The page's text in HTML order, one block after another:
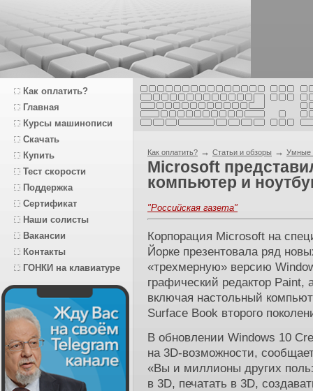
Как оплатить?
Главная
Курсы машинописи
Скачать
Купить
Тест скорости
Поддержка
Сертификат
Наши солисты
Вакансии
Контакты
ГОНКИ на клавиатуре
Как оплатить? → Статьи и обзоры → Умные
Microsoft
компьютер и
"Российская газета"
Корпорация Microsoft на
Йорке презентовала ряд
«трехмерную» версию
графический редактор Paint,
включая настольный
Surface Book второго
В обновлении Windows 10
на 3D-возможности,
«Вы и миллионы других
в 3D, печатать в 3D,